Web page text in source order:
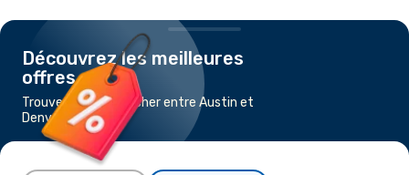
Découvrez les meilleures
offres
Trouvez un vol pas cher entre Austin et
Denver